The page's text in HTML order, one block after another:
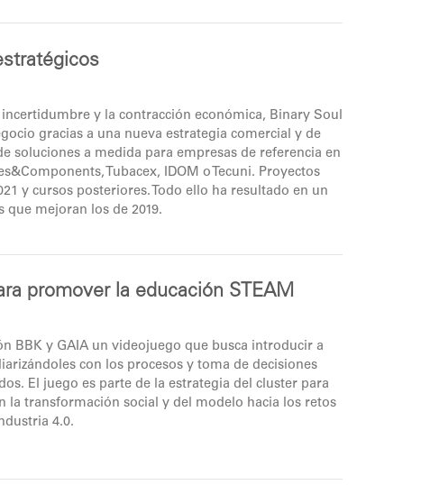
y la contracción económica, Binary Soul
gracias a una nueva estrategia comercial y de
soluciones a medida para empresas de referencia en
Tubacex, IDOM o Tecuni. Proyectos
y cursos posteriores. Todo ello ha resultado en un
mejoran los de 2019.
promover la educación STEAM
BBK y GAIA un videojuego que busca introducir a
con los procesos y toma de decisiones
El juego es parte de la estrategia del cluster para
la transformación social y del modelo hacia los retos
4.0.